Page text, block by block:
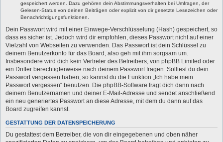
gespeichert werden. Dazu gehören dein Abstimmungsverhalten bei Umfragen, der
Gelesen-Status von deinen Beiträgen oder explizit von dir gesetzte Lesezeichen oder
Benachrichtigungsfunktionen.
Dein Passwort wird mit einer Einwege-Verschlüsselung (Hash) gespeichert, so
dass es sicher ist. Jedoch wird dir empfohlen, dieses Passwort nicht auf einer
Vielzahl von Webseiten zu verwenden. Das Passwort ist dein Schlüssel zu
deinem Benutzerkonto für das Board, also geh mit ihm sorgsam um.
Insbesondere wird dich kein Vertreter des Betreibers, von phpBB Limited oder
ein Dritter berechtigterweise nach deinem Passwort fragen. Solltest du dein
Passwort vergessen haben, so kannst du die Funktion „Ich habe mein
Passwort vergessen“ benutzen. Die phpBB-Software fragt dich dann nach
deinem Benutzernamen und deiner E-Mail-Adresse und sendet anschließend
ein neu generiertes Passwort an diese Adresse, mit dem du dann auf das
Board zugreifen kannst.
GESTATTUNG DER DATENSPEICHERUNG
Du gestattest dem Betreiber, die von dir eingegebenen und oben näher